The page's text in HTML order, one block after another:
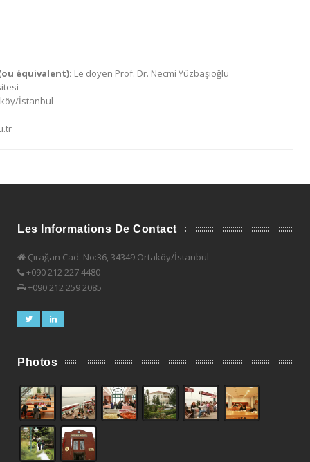
équivalent): Le doyen Prof. Dr. Necmi Yüzbaşıoğlu
İstanbul
Les Informations De Contact
Çırağan Cad. No:36, 34349 Ortaköy/İstanbul
+090 212 227 4480
+090 212 259 2085
Photos